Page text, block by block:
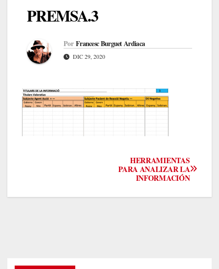
PREMSA.3
Por Francesc Burguet Ardiaca
DIC 29, 2020
HERRAMIENTAS
PARA ANALIZAR LA
INFORMACIÓN